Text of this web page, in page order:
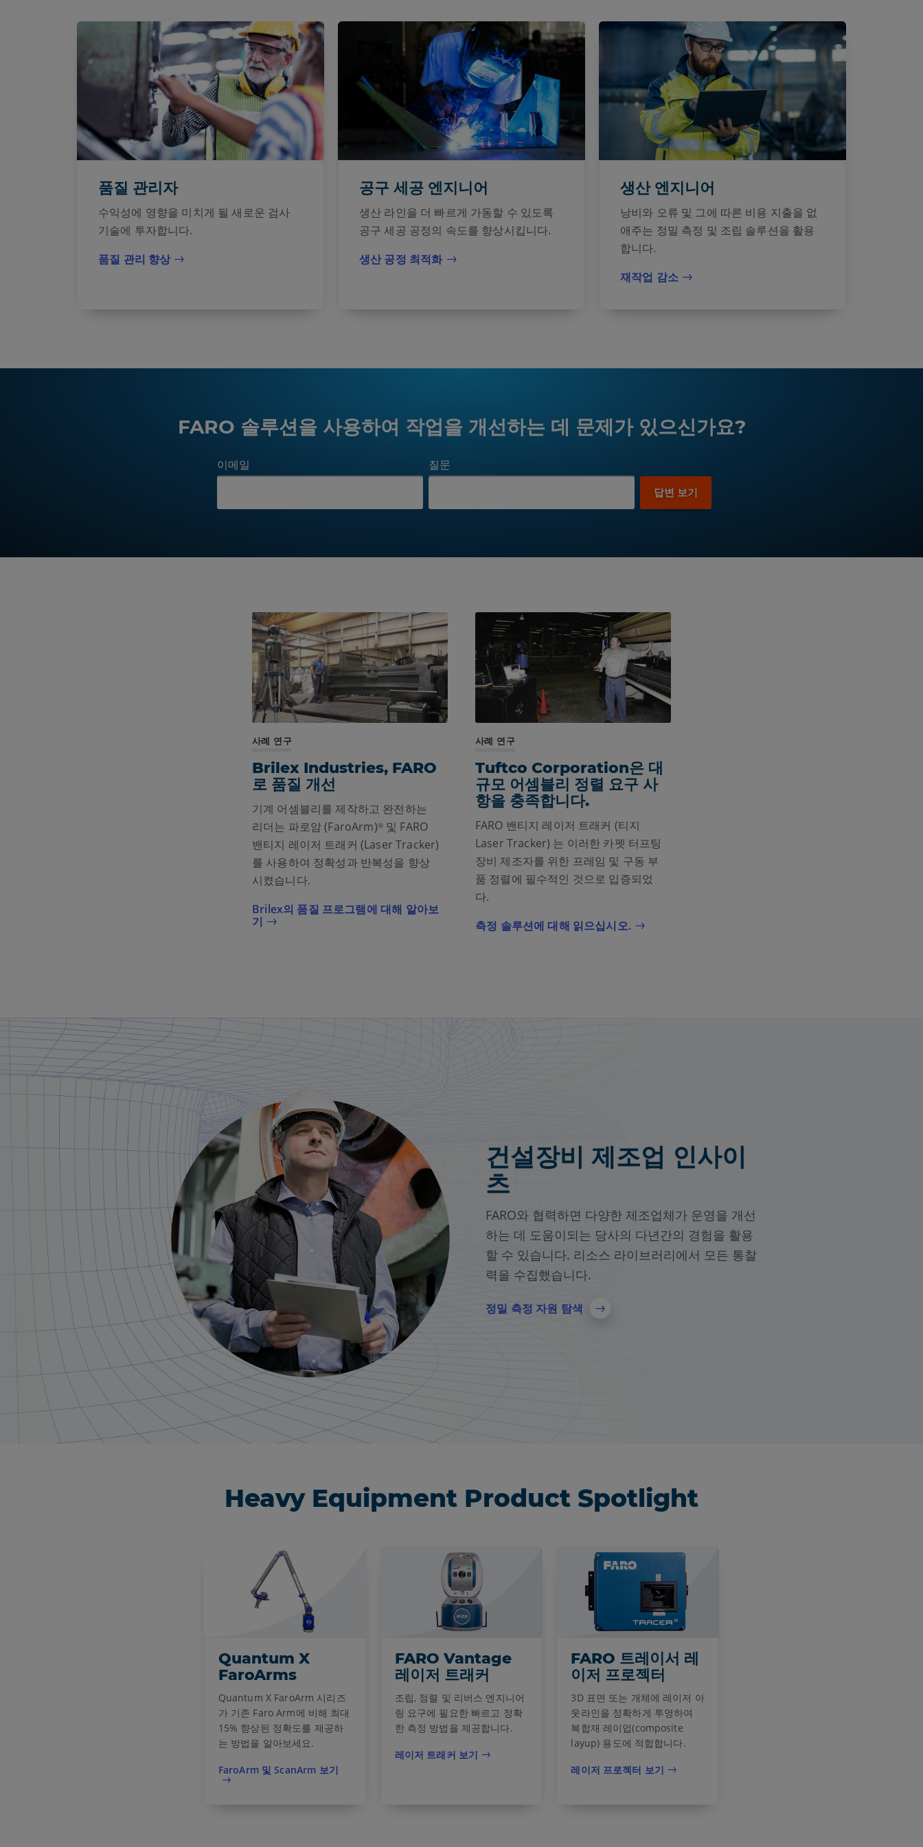
품질 관리자
수익성에 영향을 미치게 될 새로운 검사
기술에 투자합니다.
품질 관리 향상
공구 세공 엔지니어
생산 라인을 더 빠르게 가동할 수 있도록
공구 세공 공정의 속도를 향상시킵니다.
생산 공정 최적화
생산 엔지니어
낭비와 오류 및 그에 따른 비용 지출을 없
애주는 정밀 측정 및 조립 솔루션을 활용
합니다.
재작업 감소
FARO 솔루션을 사용하여 작업을 개선하는 데 문제가 있으신가요?
이메일 질문
사례 연구
Brilex Industries, FARO
로 품질 개선
기계 어셈블리를 제작하고 완전하는
리더는 파로암 (FaroArm)®및 FARO
밴티지 레이저 트래커 (Laser Tracker)
를 사용하여 정확성과 반복성을 향상
시켰습니다.
Brilex의 품질 프로그램에 대해 알아보
기
사례 연구
Tuftco Corporation은 대
규모 어셈블리 정렬 요구 사
항을 충족합니다.
FARO 밴티지 레이저 트래커 (티지
Laser Tracker) 는 이러한 카펫 터프팅
장비 제조자를 위한 프레임 및 구동 부
품 정렬에 필수적인 것으로 입증되었
다.
측정 솔루션에 대해 읽으십시오.
건설장비 제조업 인사이
츠
FARO와 협력하면 다양한 제조업체가 운영을 개선
하는 데 도움이되는 당사의 다년간의 경험을 활용
할 수 있습니다. 리소스 라이브러리에서 모든 통찰
력을 수집했습니다.
정밀 측정 자원 탐색
Heavy Equipment Product Spotlight
Quantum X
FaroArms
Quantum X FaroArm 시리즈
가 기존 Faro Arm에 비해 최대
15% 향상된 정확도를 제공하
는 방법을 알아보세요.
FaroArm 및 ScanArm 보기
FARO Vantage
레이저 트래커
조립, 정렬 및 리버스 엔지니어
링 요구에 필요한 빠르고 정확
한 측정 방법을 제공합니다.
레이저 트래커 보기
FARO 트레이서 레
이저 프로젝터
3D 표면 또는 개체에 레이저 아
웃라인을 정확하게 투영하여
복합재 레이업(composite
layup) 용도에 적합합니다.
레이저 프로젝터 보기